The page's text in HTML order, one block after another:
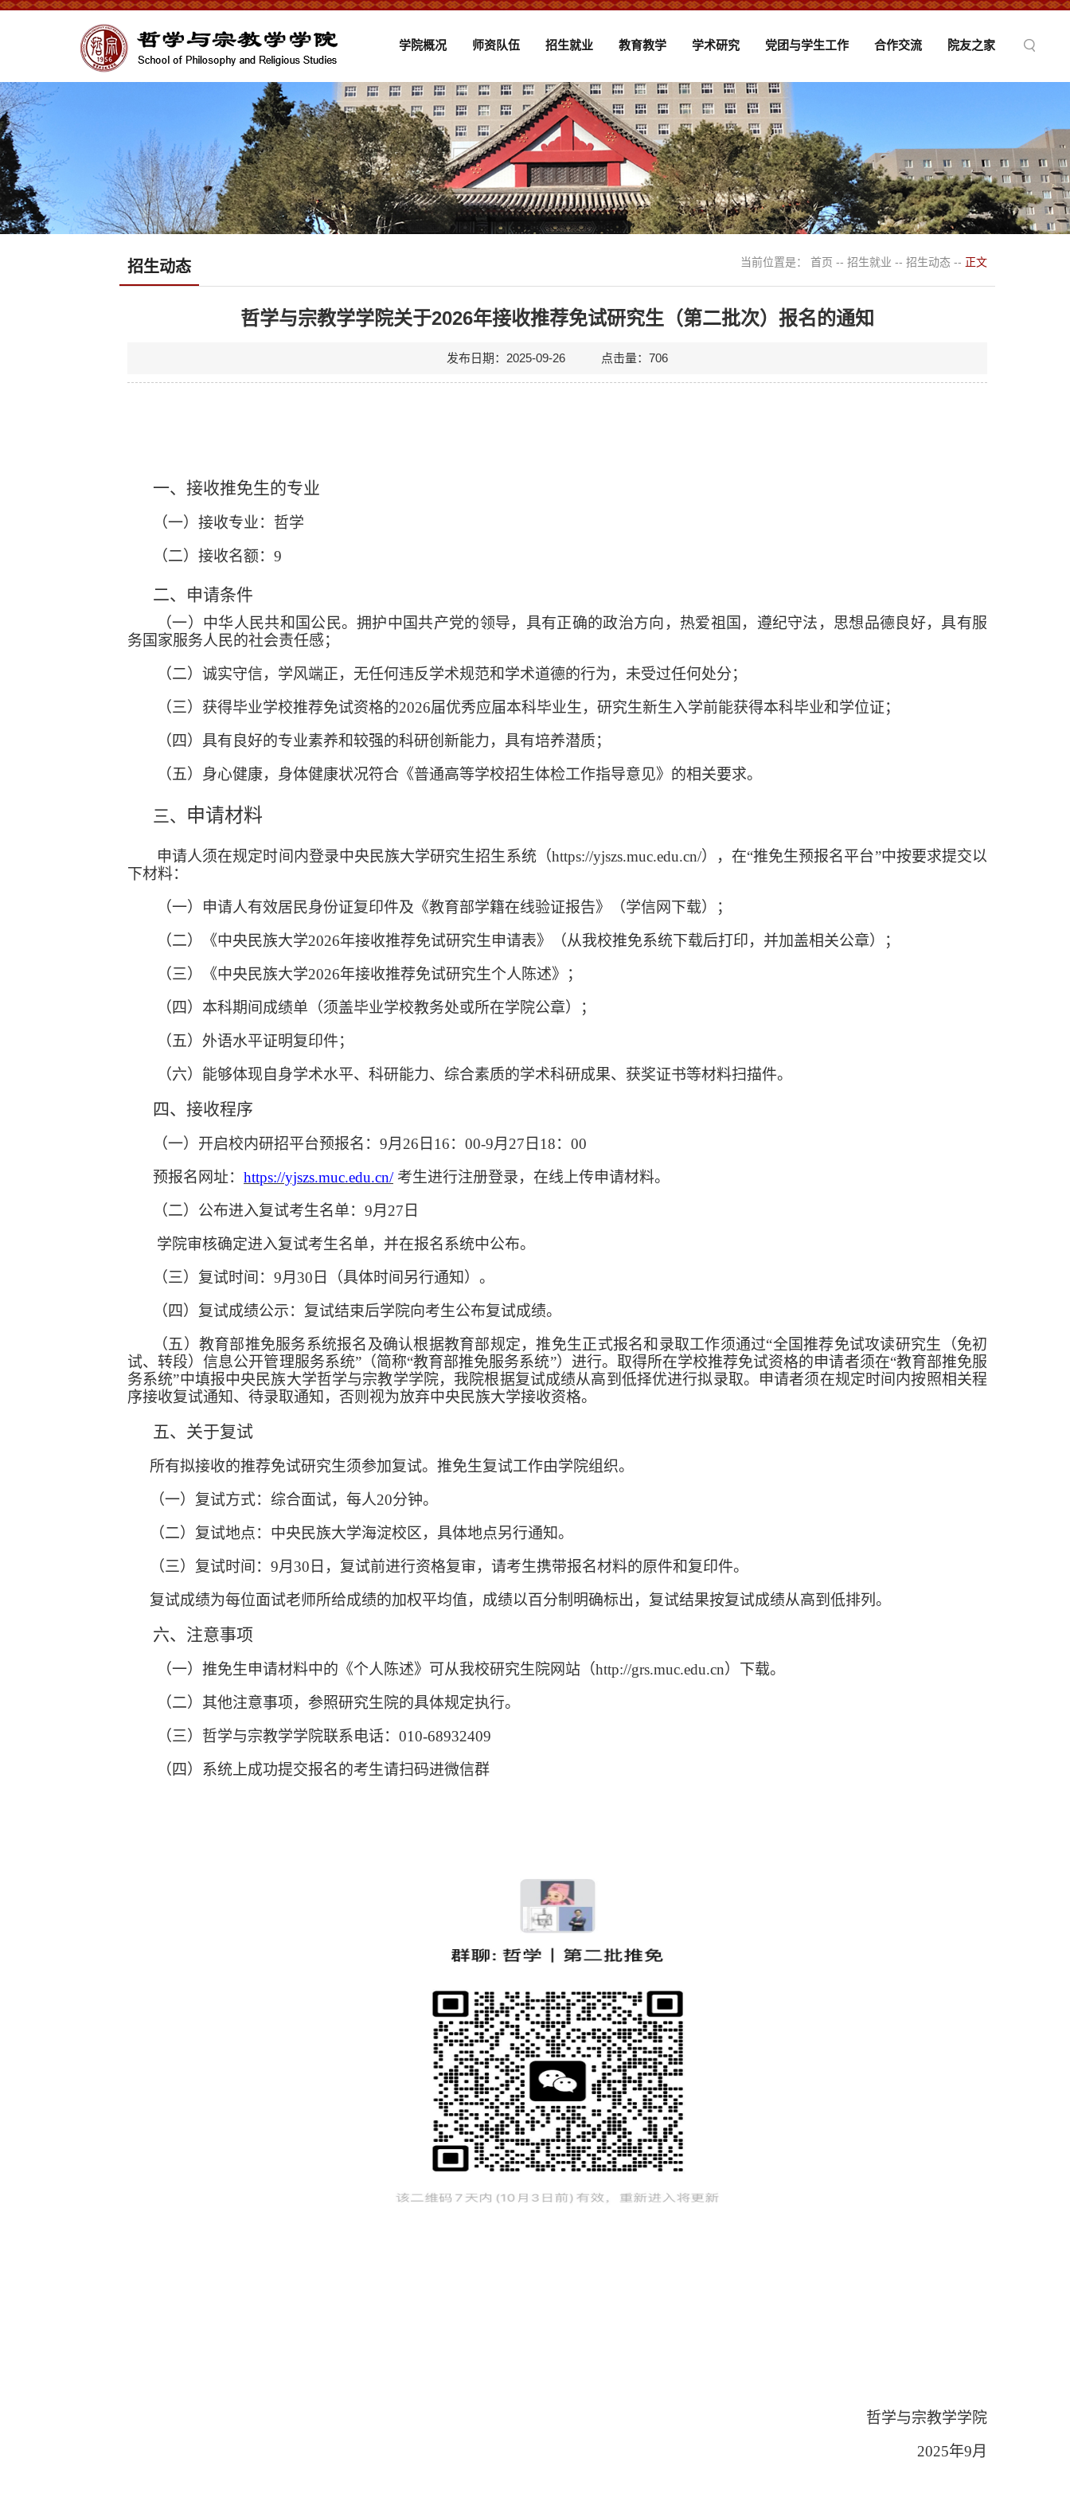
学院概况 师资队伍 招生就业 教育教学 学术研究 党团与学生工作 合作交流 院友之家
招生动态 当前位置是： 首页 -- 招生就业 -- 招生动态 -- 正文
哲学与宗教学学院关于2026年接收推荐免试研究生（第二批次）报名的通知
发布日期：2025-09-26 点击量： 706
一、接收推免生的专业
（一） 接收专业：哲学
（二）接收名额： 9
二、申请条件
（一）中华人民共和国公民。拥护中国共产党的领导，具有正确的政治方向，热爱祖国，遵纪守法，思想品德良好，具有服
务国家服务人民的社会责任感；
（二）诚实守信，学风端正，无任何违反学术规范和学术道德的行为，未受过任何处分；
（三）获得毕业学校推荐免试资格的2026届优秀应届本科毕业生，研究生新生入学前能获得本科毕业和学位证；
（四）具有良好的专业素养和较强的科研创新能力，具有培养潜质；
（五）身心健康，身体健康状况符合《普通高等学校招生体检工作指导意见》的相关要求。
三、 申请材料
申请人须在规定时间内登录中央民族大学研究生招生系统（https://yjszs.muc.edu.cn/），在“推免生预报名平台”中按要求提交以
下材料：
（一）申请人有效居民身份证复印件及《教育部学籍在线验证报告》（学信网下载）；
（二）《中央民族大学2026年接收推荐免试研究生申请表》（从我校推免系统下载后打印，并加盖相关公章）；
（三）《中央民族大学2026年接收推荐免试研究生个人陈述》；
（ 四 ）本科期间成绩单（须盖毕业学校教务处或所在学院公章）；
（五）外语水平证明复印件；
（六）能够体现自身学术水平、科研能力、综合素质的学术科研成果、获奖证书等材料扫描件。
四、 接收程序
（一）开启校内研招平台预报名： 9月 26 日 16：00-9月27 日 18：00
预报名网址： https://yjszs.muc.edu.cn/ 考生进行注册登录，在线上传申请材料。
（二） 公布进入复试考生名单： 9月 27 日
学院审核确定进入复试考生名单，并在报名系统中公布。
（三）复试时间 ： 9月 30 日（具体时间另行通知） 。
（四）复试成绩公示： 复试结束后学院向考生公布复试成绩。
（五 ）教育部推免服务系统报名及确认根据教育部规定，推免生正式报名和录取工作须通过“全国推荐免试攻读研究生（免初
试、转段）信息公开管理服务系统”（简称“教育部推免服务系统”）进行。取得所在学校推荐免试资格的申请者须在“教育部推免服
务系统”中填报中央民族大学哲学与宗教学学院，我院根据复试成绩从高到低择优进行拟录取。申请者须在规定时间内按照相关程
序接收复试通知、待录取通知，否则视为放弃中央民族大学接收资格。
五、关于复试
所有拟接收的推荐免试研究生须参加复试。推免生复试工作由学院组织。
（一）复试方式：综合面试，每人20分钟。
（二） 复试地点： 中央民族大学海淀校区，具体地点另行通知。
（三） 复试时间： 9月 30 日 ， 复试前进行资格复审，请考生携带报名材料的原件和复印件。
复试成绩为每位面试老师所给成绩的加权平均值，成绩以百分制明确标出，复试结果按复试成绩从高到低排列。
六、注意事项
（一）推免生申请材料中的《个人陈述》可从我校研究生院网站（http://grs.muc.edu.cn）下载。
（二）其他注意事项，参照研究生院的具体规定执行。
（三） 哲学与宗教学学院联系电话： 010-68932409
（ 四 ） 系统上成功提交报名的考生请扫码进微信群
哲学与宗教学学院
2025年9月